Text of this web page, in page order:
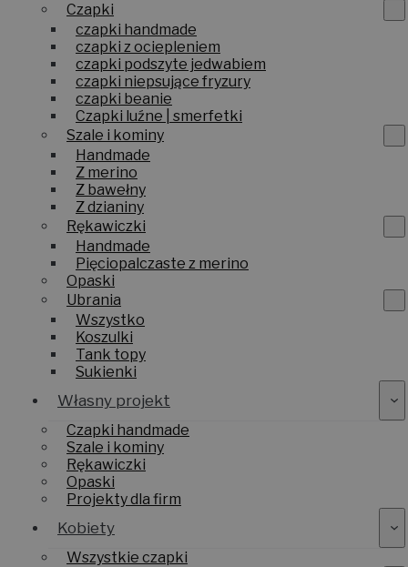
Czapki
czapki handmade
czapki z ociepleniem
czapki podszyte jedwabiem
czapki niepsujące fryzury
czapki beanie
Czapki luźne | smerfetki
Szale i kominy
Handmade
Z merino
Z bawełny
Z dzianiny
Rękawiczki
Handmade
Pięciopalczaste z merino
Opaski
Ubrania
Wszystko
Koszulki
Tank topy
Sukienki
Własny projekt
Czapki handmade
Szale i kominy
Rękawiczki
Opaski
Projekty dla firm
Kobiety
Wszystkie czapki